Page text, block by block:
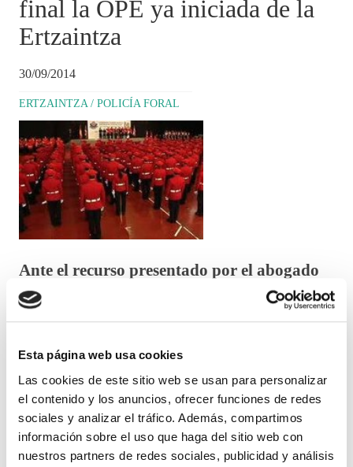
Esta página web usa cookies
Las cookies de este sitio web se usan para personalizar
el contenido y los anuncios, ofrecer funciones de redes
sociales y analizar el tráfico. Además, compartimos
información sobre el uso que haga del sitio web con
nuestros partners de redes sociales, publicidad y análisis
final la OPE ya iniciada de la
Ertzaintza
30/09/2014
ERTZAINTZA / POLICÍA FORAL
Ante el recurso presentado por el abogado
del Estado a la oferta pública de empleo
(OPE) para incorporar a 120 nuevos/as
que supera el 10% de reposición de la tasa
de efectivos, desde ELA queremos denunciar
una vez más este nuevo y grave ataque del
Gobierno español a decisiones tomadas
dentro del ámbito competencial de la CAPV.